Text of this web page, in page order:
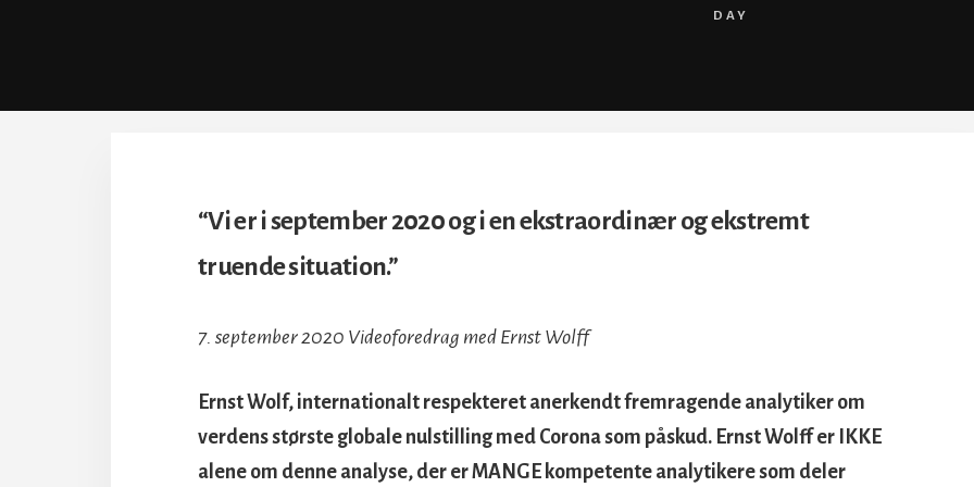
DAY
“Vi er i september 2020 og i en ekstraordinær og ekstremt
truende situation.”
7. september 2020 Videoforedrag med Ernst Wolff
Ernst Wolf, internationalt respekteret anerkendt fremragende analytiker om
verdens største globale nulstilling med Corona som påskud. Ernst Wolff er IKKE
alene om denne analyse, der er MANGE kompetente analytikere som deler